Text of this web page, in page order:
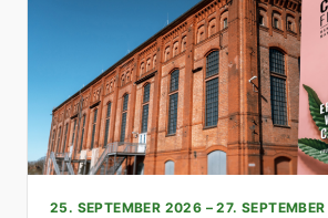
25. SEPTEMBER 2026 – 27.